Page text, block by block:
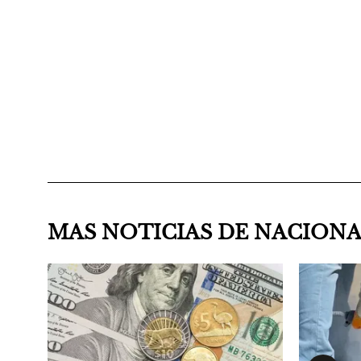
MAS NOTICIAS DE